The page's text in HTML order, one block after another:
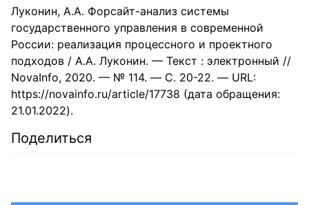
Луконин, А.А. Форсайт-анализ системы
государственного управления в современной
России: реализация процессного и проектного
подходов / А.А. Луконин. — Текст : электронный //
NovaInfo, 2020. — № 114. — С. 20-22. — URL:
https://novainfo.ru/article/17738 (дата обращения:
21.01.2022).
Поделиться